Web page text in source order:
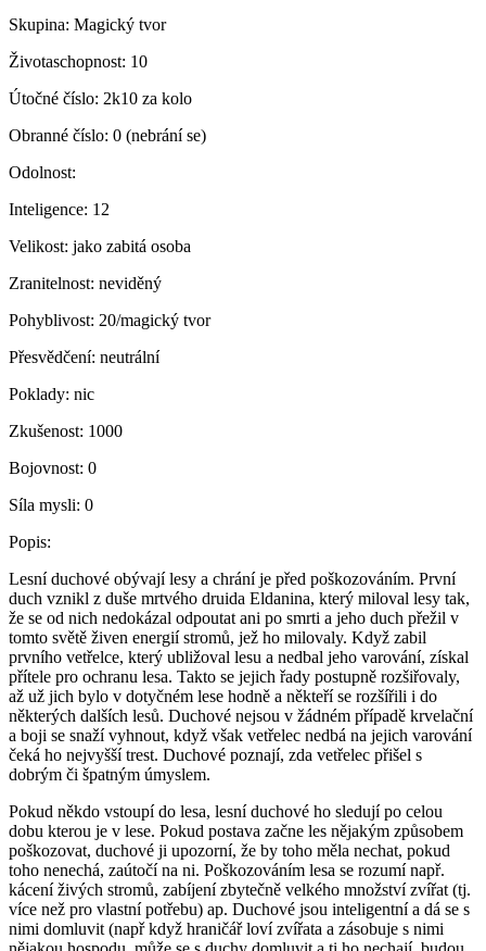
Skupina: Magický tvor
Životaschopnost: 10
Útočné číslo: 2k10 za kolo
Obranné číslo: 0 (nebrání se)
Odolnost:
Inteligence: 12
Velikost: jako zabitá osoba
Zranitelnost: neviděný
Pohyblivost: 20/magický tvor
Přesvědčení: neutrální
Poklady: nic
Zkušenost: 1000
Bojovnost: 0
Síla mysli: 0
Popis:
Lesní duchové obývají lesy a chrání je před poškozováním. První
duch vznikl z duše mrtvého druida Eldanina, který miloval lesy tak,
že se od nich nedokázal odpoutat ani po smrti a jeho duch přežil v
tomto světě živen energií stromů, jež ho milovaly. Když zabil
prvního vetřelce, který ubližoval lesu a nedbal jeho varování, získal
přítele pro ochranu lesa. Takto se jejich řady postupně rozšiřovaly,
až už jich bylo v dotyčném lese hodně a někteří se rozšířili i do
některých dalších lesů. Duchové nejsou v žádném případě krvelační
a boji se snaží vyhnout, když však vetřelec nedbá na jejich varování
čeká ho nejvyšší trest. Duchové poznají, zda vetřelec přišel s
dobrým či špatným úmyslem.
Pokud někdo vstoupí do lesa, lesní duchové ho sledují po celou
dobu kterou je v lese. Pokud postava začne les nějakým způsobem
poškozovat, duchové ji upozorní, že by toho měla nechat, pokud
toho nenechá, zaútočí na ni. Poškozováním lesa se rozumí např.
kácení živých stromů, zabíjení zbytečně velkého množství zvířat (tj.
více než pro vlastní potřebu) ap. Duchové jsou inteligentní a dá se s
nimi domluvit (např když hraničář loví zvířata a zásobuje s nimi